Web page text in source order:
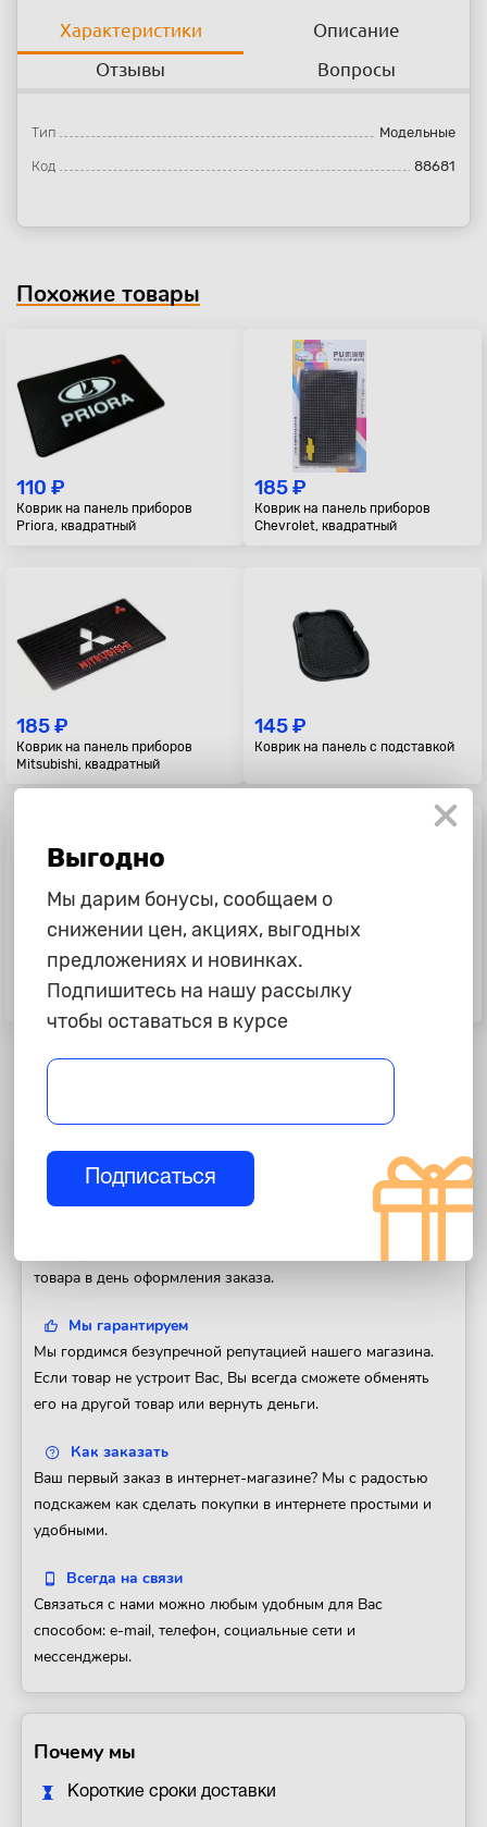
Характеристики
Описание
Отзывы
Вопросы
Тип Модельные
Код 88681
Похожие товары
110 ₽
Коврик на панель приборов
Priora, квадратный
185 ₽
Коврик на панель приборов
Chevrolet, квадратный
185 ₽
Коврик на панель приборов
Mitsubishi, квадратный
145 ₽
Коврик на панель с подставкой
185 ₽
Коврик на панель приборов Kia,
квадратный
185 ₽
Коврик на панель приборов Opel,
квадратный
Полезная информация
товара в день оформления заказа.
Мы гарантируем
Мы гордимся безупречной репутацией нашего магазина.
Если товар не устроит Вас, Вы всегда сможете обменять
его на другой товар или вернуть деньги.
Как заказать
Ваш первый заказ в интернет-магазине? Мы с радостью
подскажем как сделать покупки в интернете простыми и
удобными.
Всегда на связи
Связаться с нами можно любым удобным для Вас
способом: e-mail, телефон, социальные сети и
мессенджеры.
Почему мы
Короткие сроки доставки
Выгодно
Мы дарим бонусы, сообщаем о
снижении цен, акциях, выгодных
предложениях и новинках.
Подпишитесь на нашу рассылку
чтобы оставаться в курсе
Подписаться